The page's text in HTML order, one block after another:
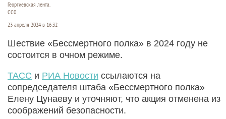
Георгиевская лента.
СС0
23 апреля 2024 в 16:32
Шествие «Бессмертного полка» в 2024 году не
состоится в очном режиме.
ТАСС и РИА Новости ссылаются на
сопредседателя штаба «Бессмертного полка»
Елену Цунаеву и уточняют, что акция отменена из
соображений безопасности.